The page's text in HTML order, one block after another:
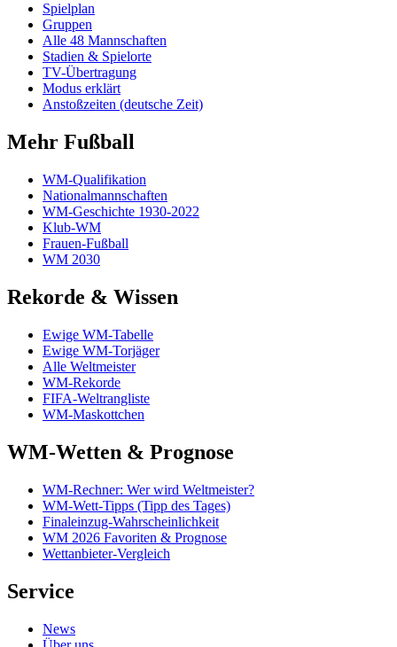
Spielplan
Gruppen
Alle 48 Mannschaften
Stadien & Spielorte
TV-Übertragung
Modus erklärt
Anstoßzeiten (deutsche Zeit)
Mehr Fußball
WM-Qualifikation
Nationalmannschaften
WM-Geschichte 1930-2022
Klub-WM
Frauen-Fußball
WM 2030
Rekorde & Wissen
Ewige WM-Tabelle
Ewige WM-Torjäger
Alle Weltmeister
WM-Rekorde
FIFA-Weltrangliste
WM-Maskottchen
WM-Wetten & Prognose
WM-Rechner: Wer wird Weltmeister?
WM-Wett-Tipps (Tipp des Tages)
Finaleinzug-Wahrscheinlichkeit
WM 2026 Favoriten & Prognose
Wettanbieter-Vergleich
Service
News